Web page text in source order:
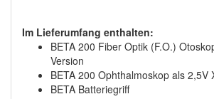
Im Lieferumfang enthalten:
BETA 200 Fiber Optik (F.O.)
Version
BETA 200 Ophthalmoskop als 2,5V
BETA Batteriegriff